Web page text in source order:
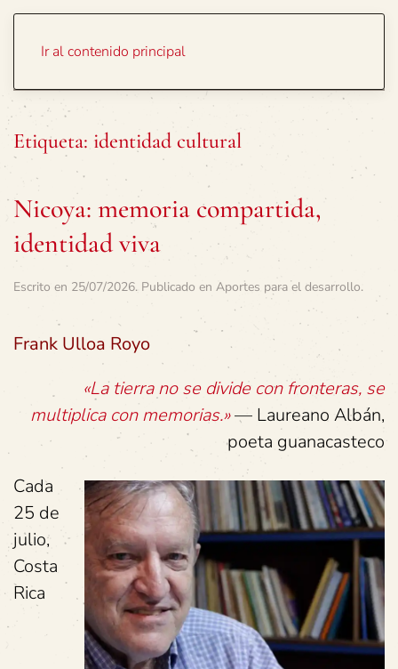
Ir al contenido principal
Etiqueta: identidad cultural
Nicoya: memoria compartida,
identidad viva
Escrito en 25/07/2026. Publicado en Aportes para el desarrollo.
Frank Ulloa Royo
«La tierra no se divide con fronteras, se
multiplica con memorias.»— Laureano Albán,
poeta guanacasteco
Cada
25 de
julio,
Costa
Rica